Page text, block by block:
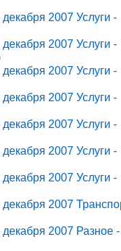
2007 Услуги -
2007 Услуги -
2007 Услуги -
2007 Услуги -
2007 Услуги -
2007 Услуги -
2007 Услуги -
2007
2007 Разное -